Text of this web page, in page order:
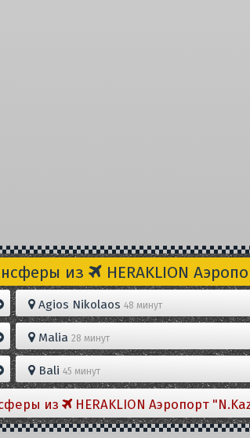
из HERAKLION
Agios Nikolaos 48 минут
Malia 28 минут
Bali 45 минут
из HERAKLION Aэропорт